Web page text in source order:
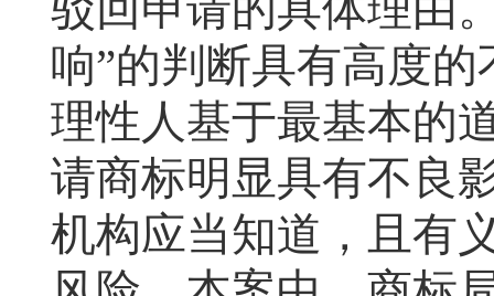
响”的判断具有高度
理性人基于最基本的
请商标明显具有不良
机构应当知道，且有